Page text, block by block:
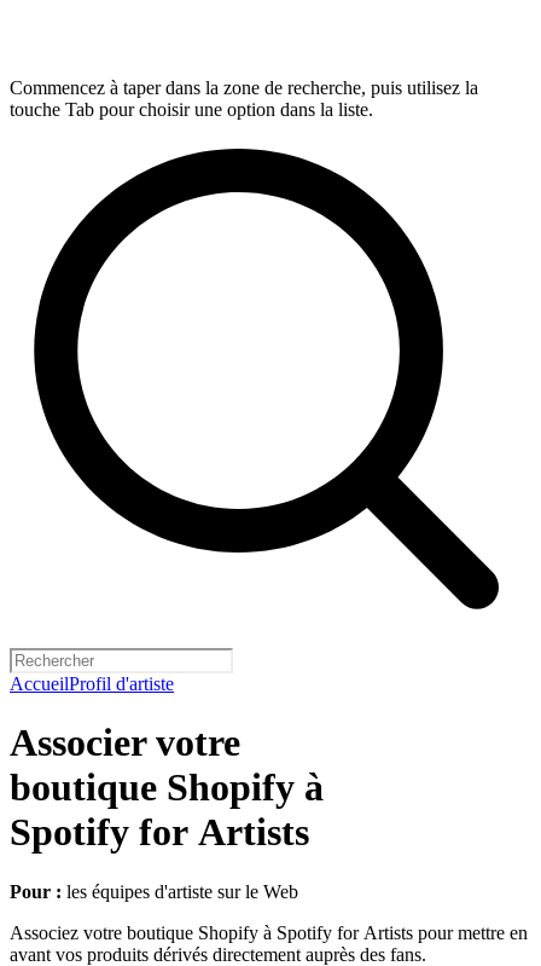
Commencez à taper dans la zone de recherche, puis utilisez la
touche Tab pour choisir une option dans la liste.
AccueilProfil d'artiste
Associer votre
boutique Shopify à
Spotify for Artists
Pour : les équipes d'artiste sur le Web
Associez votre boutique Shopify à Spotify for Artists pour mettre en
avant vos produits dérivés directement auprès des fans.